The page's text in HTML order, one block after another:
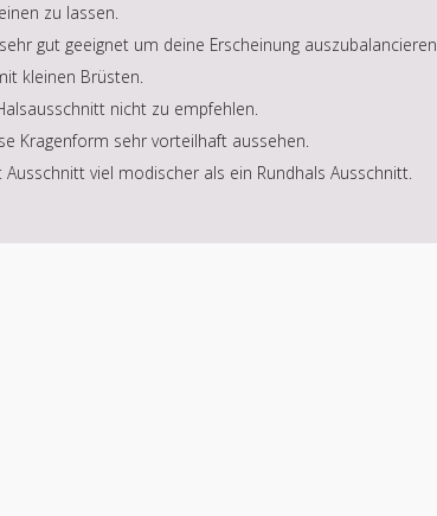
zu lassen.
gut geeignet um deine Erscheinung
kleinen Brüsten.
nicht zu empfehlen.
Kragenform sehr vorteilhaft aussehen.
viel modischer als ein Rundhals Ausschnitt.